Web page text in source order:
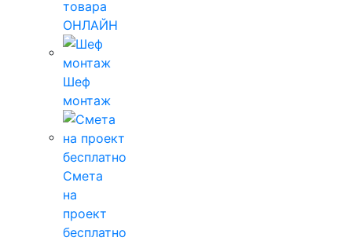
товара
ОНЛАЙН
Шеф
монтаж
Смета
на
проект
бесплатно